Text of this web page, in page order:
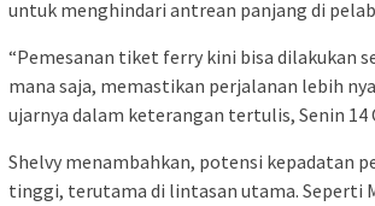
untuk menghindari antrean panjang di
“Pemesanan tiket ferry kini bisa dilakukan
mana saja, memastikan perjalanan lebih
ujarnya dalam keterangan tertulis, Senin 14
Shelvy menambahkan, potensi kepadatan
tinggi, terutama di lintasan utama. Seperti